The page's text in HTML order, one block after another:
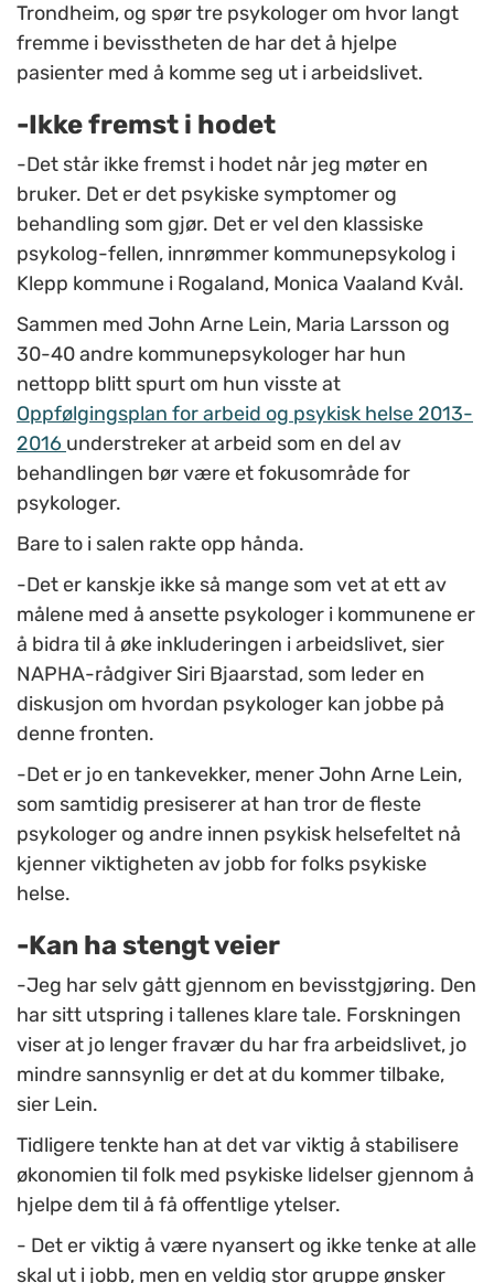
Trondheim, og spør tre psykologer om hvor langt
fremme i bevisstheten de har det å hjelpe
pasienter med å komme seg ut i arbeidslivet.
-Ikke fremst i hodet
-Det står ikke fremst i hodet når jeg møter en
bruker. Det er det psykiske symptomer og
behandling som gjør. Det er vel den klassiske
psykolog-fellen, innrømmer kommunepsykolog i
Klepp kommune i Rogaland, Monica Vaaland Kvål.
Sammen med John Arne Lein, Maria Larsson og
30-40 andre kommunepsykologer har hun
nettopp blitt spurt om hun visste at
Oppfølgingsplan for arbeid og psykisk helse 2013-
2016 understreker at arbeid som en del av
behandlingen bør være et fokusområde for
psykologer.
Bare to i salen rakte opp hånda.
-Det er kanskje ikke så mange som vet at ett av
målene med å ansette psykologer i kommunene er
å bidra til å øke inkluderingen i arbeidslivet, sier
NAPHA-rådgiver Siri Bjaarstad, som leder en
diskusjon om hvordan psykologer kan jobbe på
denne fronten.
-Det er jo en tankevekker, mener John Arne Lein,
som samtidig presiserer at han tror de fleste
psykologer og andre innen psykisk helsefeltet nå
kjenner viktigheten av jobb for folks psykiske
helse.
-Kan ha stengt veier
-Jeg har selv gått gjennom en bevisstgjøring. Den
har sitt utspring i tallenes klare tale. Forskningen
viser at jo lenger fravær du har fra arbeidslivet, jo
mindre sannsynlig er det at du kommer tilbake,
sier Lein.
Tidligere tenkte han at det var viktig å stabilisere
økonomien til folk med psykiske lidelser gjennom å
hjelpe dem til å få offentlige ytelser.
- Det er viktig å være nyansert og ikke tenke at alle
skal ut i jobb, men en veldig stor gruppe ønsker